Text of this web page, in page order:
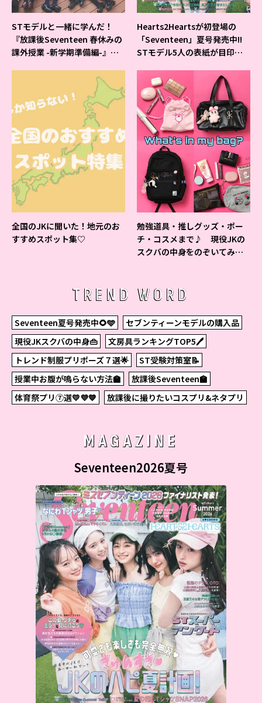
STモデルと一緒に学んだ！
『放課後Seventeen 春休みの
課外授業 -新学期準備編-』イ
Hearts2Heartsが初登場の
「Seventeen」夏号発売中!!
STモデル5人の表紙が目印だ
全国のJKに聞いた！地元のお
すすめスポット集♡
勉強道具・推しグッズ・ポー
チ・コスメまで♪ 現役JKの
スクバの中身をのぞいてみ
TREND WORD
Seventeen夏号発売中🌻🩵
セブンティーンモデルの購入品
現役JKスクバの中身👜
文房具ランキングTOP5🖊
トレンド制服プリポーズ７選🌟
ST受験対策室📝
授業中お腹が鳴らない方法🏫
放課後Seventeen🏫
体育祭プリ⑦選💛💜💙
放課後に撮りたいコスプリ&ネタプリ
MAGAZINE
Seventeen2026夏号